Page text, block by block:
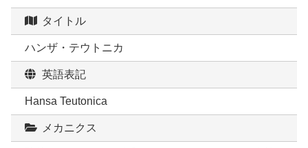
タイトル
ハンザ・テウトニカ
英語表記
Hansa Teutonica
メカニクス